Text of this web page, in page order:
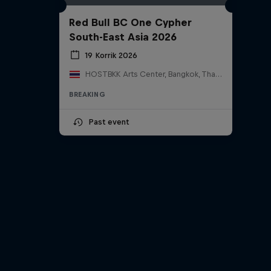
Red Bull BC One Cypher
South-East Asia 2026
19 Korrik 2026
HOSTBKK Arts Center, Bangkok, Thailand
BREAKING
Past event